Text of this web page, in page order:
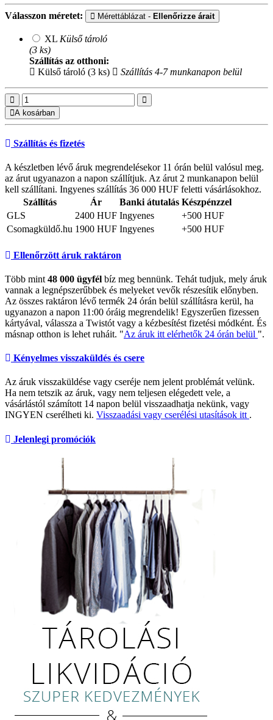
Válasszon méretet: Mérettáblázat - Ellenőrizze árait
XL Külső tároló
(3 ks)
Szállítás az otthoni:
Külső tároló (3 ks)
Szállítás 4-7 munkanapon belül
A kosárban
Szállítás és fizetés
A készletben lévő áruk megrendelésekor 11 órán belül valósul meg.
az árut ugyanazon a napon szállítjuk. Az árut 2 munkanapon belül
kell szállítani. Ingyenes szállítás 36 000 HUF feletti vásárlásokhoz.
Szállítás
Ár Banki átutalás Készpénzzel
GLS
2400 HUF Ingyenes
+500 HUF
Csomagküldő.hu 1900 HUF Ingyenes +500 HUF
Ellenőrzött áruk raktáron
Több mint 48 000 ügyfél bíz meg bennünk. Tehát tudjuk, mely áruk
vannak a legnépszerűbbek és melyeket vevők részesítik előnyben.
Az összes raktáron lévő termék 24 órán belül szállításra kerül, ha
ugyanazon a napon 11:00 óráig megrendelik! Egyszerűen fizessen
kártyával, válassza a Twistót vagy a kézbesítést fizetési módként. És
másnap otthon is lehet ruháit. "Az áruk itt elérhetők 24 órán belül ".
Kényelmes visszaküldés és csere
Az áruk visszaküldése vagy cseréje nem jelent problémát velünk.
Ha nem tetszik az áruk, vagy nem teljesen elégedett vele, a
vásárlástól számított 14 napon belül visszaadhatja nekünk, vagy
INGYEN cserélheti ki. Visszaadási vagy cserélési utasítások itt .
Jelenlegi promóciók